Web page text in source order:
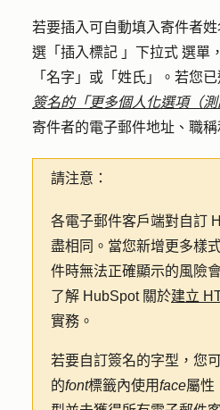
若要插入可自動填入寄件者
選「 插入標記 」 下拉式 選單
「名字 」或 「姓氏 」。 若您
簽名的「更多個人化選項（
寄件者的電子郵件地址、職稱
請注意：
各電子郵件客戶端對自訂
盡相同。當您新增更多樣
件時無法正確顯示的風險
了解 HubSpot 關於建立
實務。
若要自訂簽名的字型，您
的font標籤內使用face屬性